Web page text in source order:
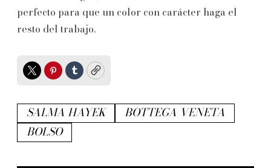
perfecto para que un color con carácter haga el
resto del trabajo.
TwitterPinterest
TumblrCopy
SALMA HAYEK
BOTTEGA VENETA
BOLSO